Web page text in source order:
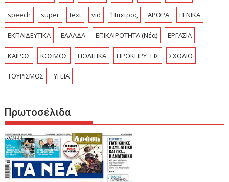
speech super text vid Ήπειρος ΑΡΘΡΑ ΓΕΝΙΚΑ
ΕΚΠΑΙΔΕΥΤΙΚΑ ΕΛΛΑΔΑ ΕΠΙΚΑΙΡΟΤΗΤΑ (Νέα) ΕΡΓΑΣΙΑ
ΚΑΙΡΟΣ ΚΟΣΜΟΣ ΠΟΛΙΤΙΚΑ ΠΡΟΚΗΡΥΞΕΙΣ ΣΧΟΛΙΟ
ΤΟΥΡΙΣΜΟΣ ΥΓΕΙΑ
Πρωτοσέλιδα